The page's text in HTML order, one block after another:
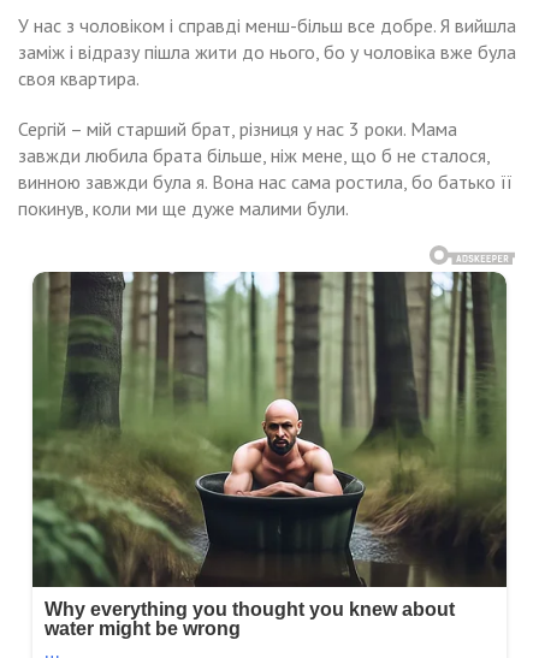
У нас з чоловіком і справді менш-більш все добре. Я вийшла
заміж і відразу пішла жити до нього, бо у чоловіка вже була
своя квартира.
Сергій – мій старший брат, різниця у нас 3 роки. Мама
завжди любила брата більше, ніж мене, що б не сталося,
винною завжди була я. Вона нас сама ростила, бо батько її
покинув, коли ми ще дуже малими були.